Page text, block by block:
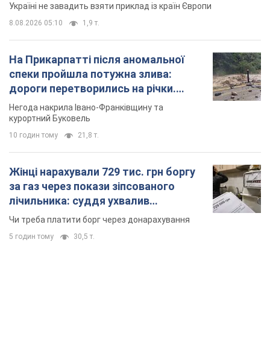
Україні не завадить взяти приклад із країн Європи
8.08.2026 05:10 1,9 т.
На Прикарпатті після аномальної
спеки пройшла потужна злива:
дороги перетворились на річки.
Відео
Негода накрила Івано-Франківщину та
курортний Буковель
10 годин тому 21,8 т.
Жінці нарахували 729 тис. грн боргу
за газ через покази зіпсованого
лічильника: суддя ухвалив
неочікуване рішення
Чи треба платити борг через донарахування
5 годин тому 30,5 т.